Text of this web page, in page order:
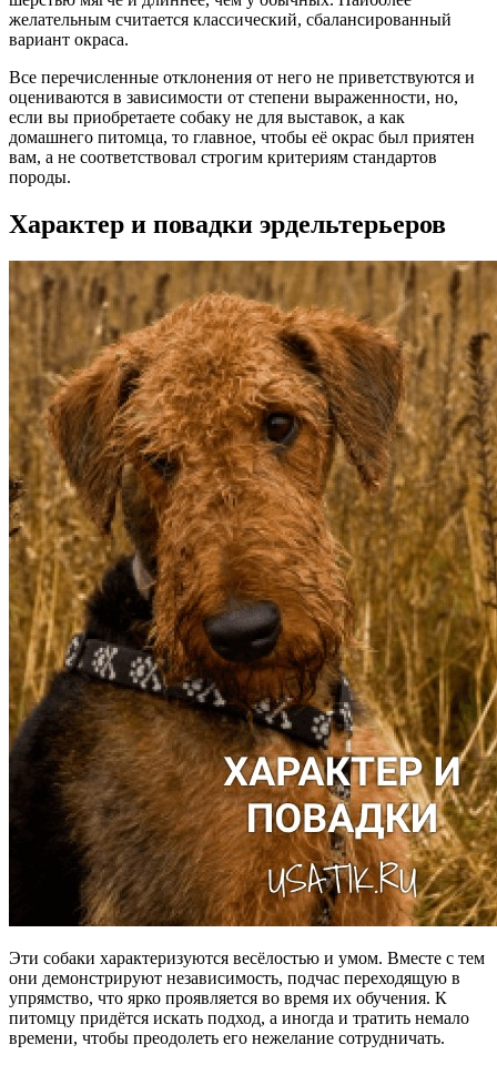
желательным считается классический, сбалансированный
вариант окраса.
Все перечисленные отклонения от него не приветствуются и
оцениваются в зависимости от степени выраженности, но,
если вы приобретаете собаку не для выставок, а как
домашнего питомца, то главное, чтобы её окрас был приятен
вам, а не соответствовал строгим критериям стандартов
породы.
Характер и повадки эрдельтерьеров
Эти собаки характеризуются весёлостью и умом. Вместе с тем
они демонстрируют независимость, подчас переходящую в
упрямство, что ярко проявляется во время их обучения. К
питомцу придётся искать подход, а иногда и тратить немало
времени, чтобы преодолеть его нежелание сотрудничать.